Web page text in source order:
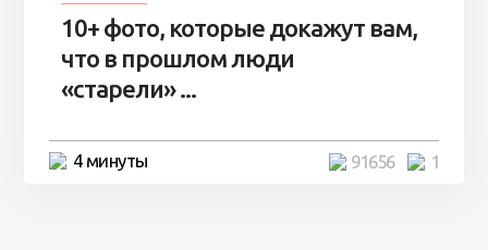
10+ фото, которые докажут вам,
что в прошлом люди
«старели» ...
4 минуты 1
91656